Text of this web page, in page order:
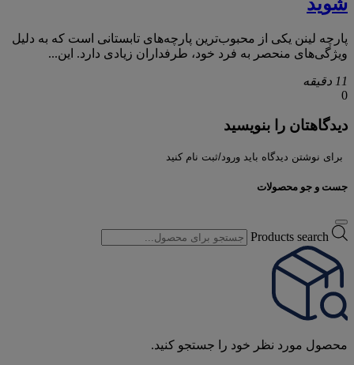
پارچه لینن یکی از محبوب‌ترین پارچه‌های تابستانی است که به دلیل
ویژگی‌های منحصر به فرد خود، طرفداران زیادی دارد. این...
11 دقیقه
0
دیدگاهتان را بنویسید
برای نوشتن دیدگاه باید ورود/ثبت نام کنید
جست و جو محصولات
Products search
محصول مورد نظر خود را جستجو کنید.